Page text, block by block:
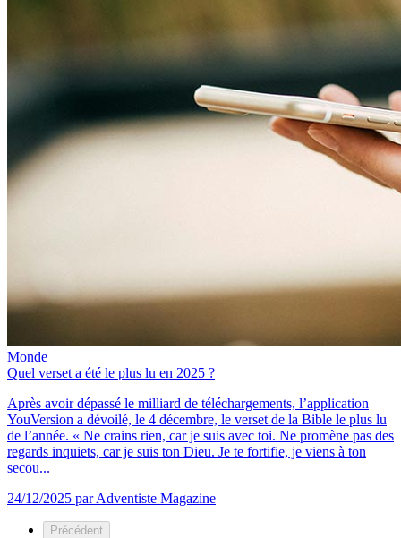
Monde
Quel verset a été le plus lu en 2025 ?
Après avoir dépassé le milliard de téléchargements, l’application
YouVersion a dévoilé, le 4 décembre, le verset de la Bible le plus lu
de l’année. « Ne crains rien, car je suis avec toi. Ne promène pas des
regards inquiets, car je suis ton Dieu. Je te fortifie, je viens à ton
secou...
24/12/2025 par Adventiste Magazine
Précédent